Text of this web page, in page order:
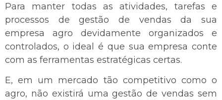
Para manter todas as atividades, tarefas e
processos de gestão de vendas da sua
empresa agro devidamente organizados e
controlados, o ideal é que sua empresa conte
com as ferramentas estratégicas certas.
E, em um mercado tão competitivo como o
agro, não existirá uma gestão de vendas sem